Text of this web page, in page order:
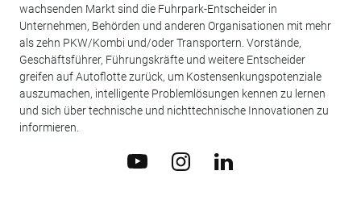
wachsenden Markt sind die Fuhrpark-Entscheider in
Unternehmen, Behörden und anderen Organisationen mit mehr
als zehn PKW/Kombi und/oder Transportern. Vorstände,
Geschäftsführer, Führungskräfte und weitere Entscheider
greifen auf Autoflotte zurück, um Kostensenkungspotenziale
auszumachen, intelligente Problemlösungen kennen zu lernen
und sich über technische und nichttechnische Innovationen zu
informieren.